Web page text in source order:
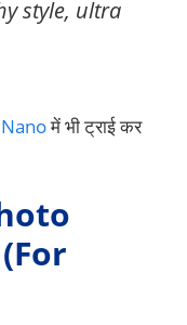
style, ultra
में भी ट्राई कर